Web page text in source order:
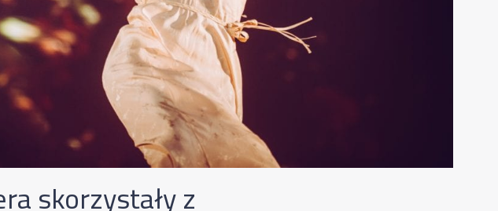
skorzystały z